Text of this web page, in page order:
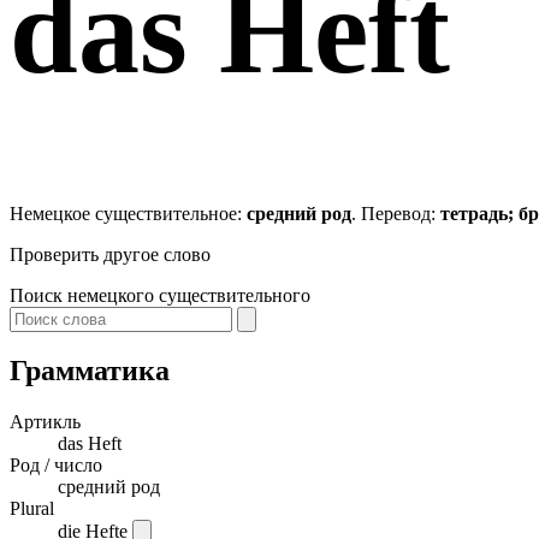
das Heft
Немецкое существительное: средний род. Перевод: тетрадь;
Проверить другое слово
Поиск немецкого существительного
Грамматика
Артикль
das Heft
Род / число
средний род
Plural
die Hefte